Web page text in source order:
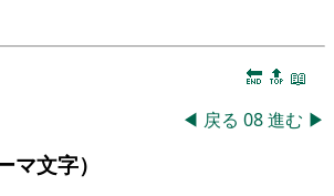
🔚 🔝 📖
◀ 戻る 08進む ▶
マ文字）